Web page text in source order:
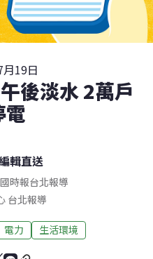
19日
後淡水 2萬戶
電
輯直送
時報台北報導
台北報導
電力 生活環境